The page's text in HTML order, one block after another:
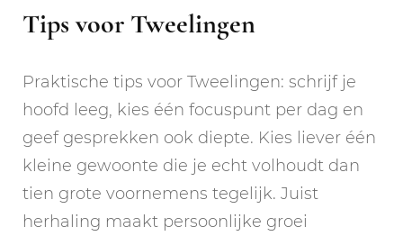
Tips voor Tweelingen
Praktische tips voor Tweelingen: schrijf je
hoofd leeg, kies één focuspunt per dag en
geef gesprekken ook diepte. Kies liever één
kleine gewoonte die je echt volhoudt dan
tien grote voornemens tegelijk. Juist
herhaling maakt persoonlijke groei